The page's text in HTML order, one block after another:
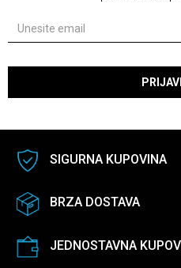
SIGURNA KUPOVINA
BRZA DOSTAVA
JEDNOSTAVNA